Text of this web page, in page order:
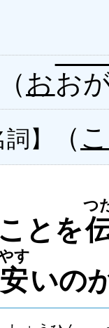
（おお
詞】 （こ
とを
つ
安
す
いの